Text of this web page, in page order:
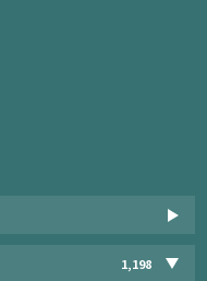
1,198